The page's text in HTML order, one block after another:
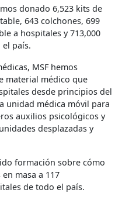
donado 6,523 kits de
643 colchones, 699
a hospitales y 713,000
país.
MSF hemos
material médico que
desde principios del
unidad médica móvil para
auxilios psicológicos y
desplazadas y
formación sobre cómo
masa a 117
de todo el país.